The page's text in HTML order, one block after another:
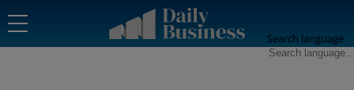
Search language